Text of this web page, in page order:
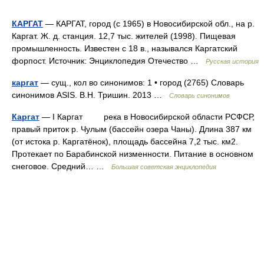
КАРГАТ — КАРГАТ, город (с 1965) в Новосибирской обл., на р.
Каргат. Ж. д. станция. 12,7 тыс. жителей (1998). Пищевая
промышленность. Известен с 18 в., назывался Каргатский
форпост. Источник: Энциклопедия Отечество …
Русская история
каргат — сущ., кол во синонимов: 1 • город (2765) Словарь
синонимов ASIS. В.Н. Тришин. 2013 …
Словарь синонимов
Каргат — I Каргат река в Новосибирской области РСФСР,
правый приток р. Чулым (бассейн озера Чаны). Длина 387 км
(от истока р. Каргатёнок), площадь бассейна 7,2 тыс. км2.
Протекает по Барабинской низменности. Питание в основном
снеговое. Средний… …
Большая советская энциклопедия